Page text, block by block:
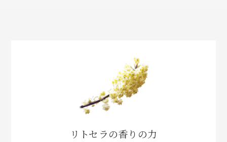
リトセラの香りの力